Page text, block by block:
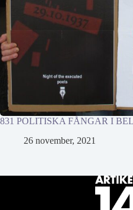
831 POLITISKA FÅNGAR I
26 november, 2021